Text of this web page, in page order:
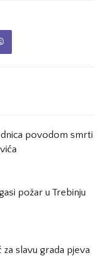
povodom smrti
požar u Trebinju
slavu grada pjeva